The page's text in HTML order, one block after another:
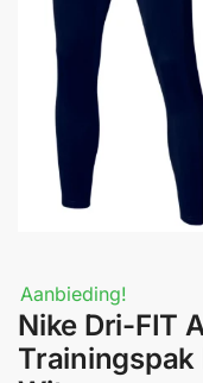
Aanbieding!
Nike Dri-FIT